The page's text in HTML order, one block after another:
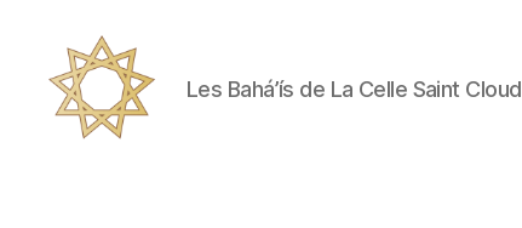
Les Bahá’ís de La Celle Saint Cloud